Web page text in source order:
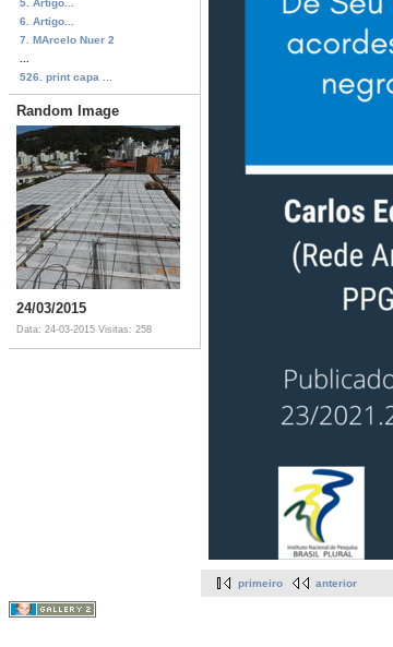
6. Artigo...
7. MArcelo Nuer 2
526. print capa ...
Random Image
24/03/2015
Data: 24-03-2015 Visitas: 258
primeiro anterior